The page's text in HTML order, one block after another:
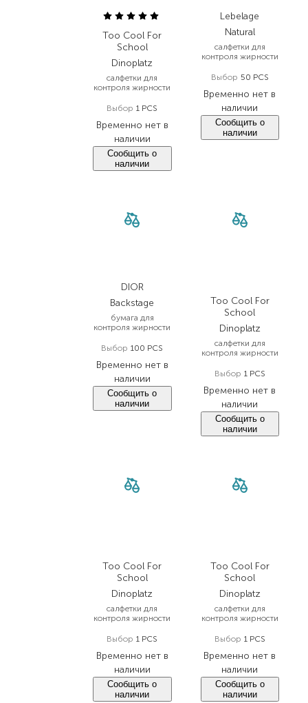
Too Cool For
School
Dinoplatz
салфетки для
контроля жирности
Выбор 1 PCS
Временно нет в
наличии
Сообщить о
наличии
Lebelage
Natural
салфетки для
контроля жирности
Выбор 50 PCS
Временно нет в
наличии
Сообщить о
наличии
DIOR
Backstage
бумага для
контроля жирности
Выбор 100 PCS
Временно нет в
наличии
Сообщить о
наличии
Too Cool For
School
Dinoplatz
салфетки для
контроля жирности
Выбор 1 PCS
Временно нет в
наличии
Сообщить о
наличии
Too Cool For
School
Dinoplatz
салфетки для
контроля жирности
Выбор 1 PCS
Временно нет в
наличии
Сообщить о
наличии
Too Cool For
School
Dinoplatz
салфетки для
контроля жирности
Выбор 1 PCS
Временно нет в
наличии
Сообщить о
наличии